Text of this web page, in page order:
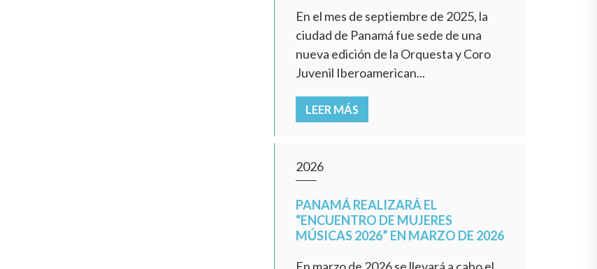
En el mes de septiembre de 2025, la
ciudad de Panamá fue sede de una
nueva edición de la Orquesta y Coro
Juvenil Iberoamerican...
LEER MÁS
2026
PANAMÁ REALIZARÁ EL
“ENCUENTRO DE MUJERES
MÚSICAS 2026” EN MARZO DE 2026